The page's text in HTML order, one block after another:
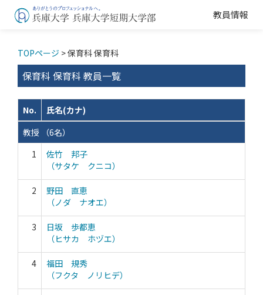
教員情報
TOPページ > 保育科 保育科
保育科 保育科 教員一覧
No.
氏名(カナ)
教授 （6名）
1
佐竹 邦子
（サタケ クニコ）
2
野田 直恵
（ノダ ナオエ）
3
日坂 歩都恵
（ヒサカ ホヅエ）
4
福田 規秀
（フクタ ノリヒデ）